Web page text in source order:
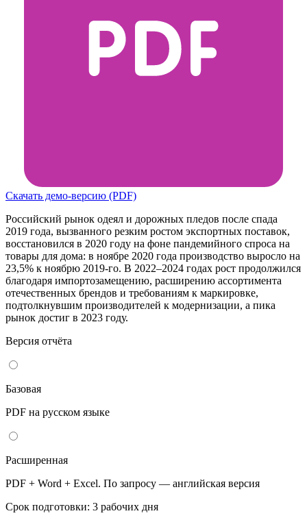
Скачать демо-версию (PDF)
Российский рынок одеял и дорожных пледов после спада
2019 года, вызванного резким ростом экспортных поставок,
восстановился в 2020 году на фоне пандемийного спроса на
товары для дома: в ноябре 2020 года производство выросло на
23,5% к ноябрю 2019-го. В 2022–2024 годах рост продолжился
благодаря импортозамещению, расширению ассортимента
отечественных брендов и требованиям к маркировке,
подтолкнувшим производителей к модернизации, а пика
рынок достиг в 2023 году.
Версия отчёта
Базовая
PDF на русском языке
Расширенная
PDF + Word + Excel. По запросу — английская версия
Срок подготовки: 3 рабочих дня